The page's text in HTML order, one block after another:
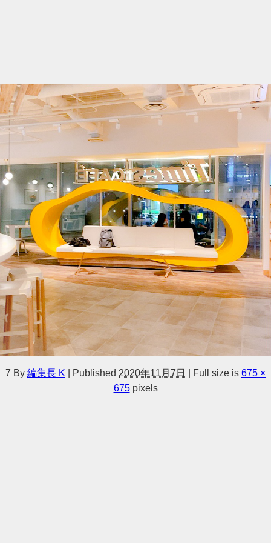
7 By 編集長 K Published 2020年11月7日 Full size is 675 ×
675pixels